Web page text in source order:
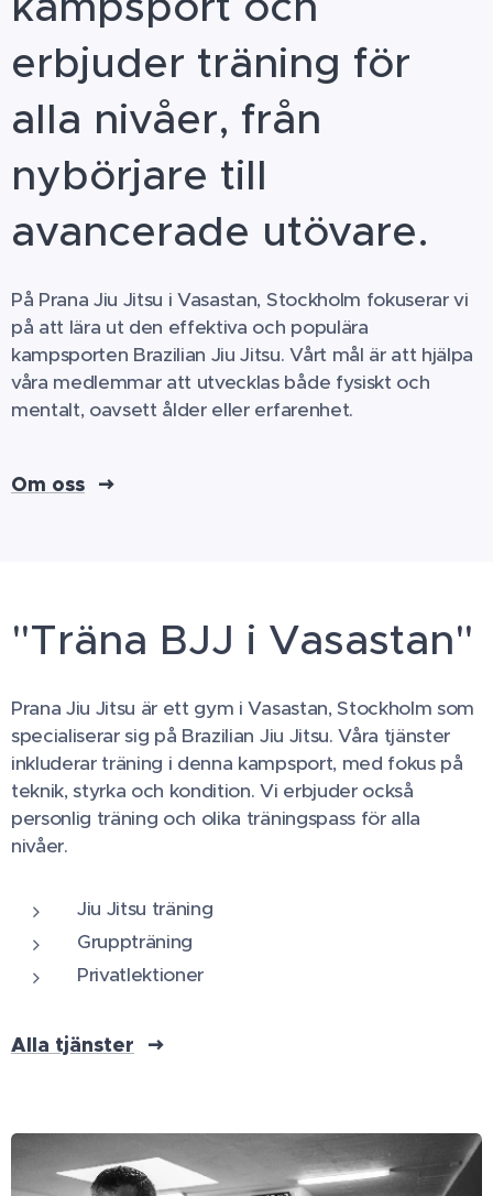
erbjuder träning för
alla nivåer, från
nybörjare till
avancerade utövare.
På Prana Jiu Jitsu i Vasastan, Stockholm fokuserar vi
på att lära ut den effektiva och populära
kampsporten Brazilian Jiu Jitsu. Vårt mål är att hjälpa
våra medlemmar att utvecklas både fysiskt och
mentalt, oavsett ålder eller erfarenhet.
Om oss
"Träna BJJ i Vasastan"
Prana Jiu Jitsu är ett gym i Vasastan, Stockholm som
specialiserar sig på Brazilian Jiu Jitsu. Våra tjänster
inkluderar träning i denna kampsport, med fokus på
teknik, styrka och kondition. Vi erbjuder också
personlig träning och olika träningspass för alla
nivåer.
Jiu Jitsu träning
Gruppträning
Privatlektioner
Alla tjänster